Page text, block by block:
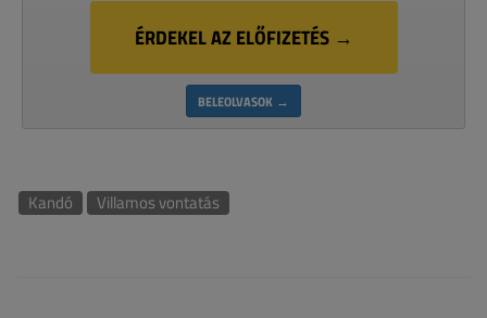
ÉRDEKEL AZ ELŐFIZETÉS →
BELEOLVASOK →
Kandó Villamos vontatás